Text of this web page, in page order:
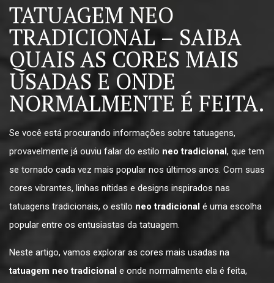
TATUAGEM NEO
TRADICIONAL – SAIBA
QUAIS AS CORES MAIS
USADAS E ONDE
NORMALMENTE É FEITA.
Se você está procurando informações sobre tatuagens,
provavelmente já ouviu falar do estilo neo tradicional , que tem
se tornado cada vez mais popular nos últimos anos. Com suas
cores vibrantes, linhas nítidas e designs inspirados nas
tatuagens tradicionais, o estilo neo tradicional é uma escolha
popular entre os entusiastas da tatuagem.
Neste artigo, vamos explorar as cores mais usadas na
tatuagem neo tradicional e onde normalmente ela é feita,